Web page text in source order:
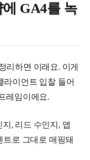
GA4를 녹
리하면 이래요. 이게
라이언트 입찰 들어
레임이에요.
, 리드 수인지, 앱
트로 그대로 매핑돼